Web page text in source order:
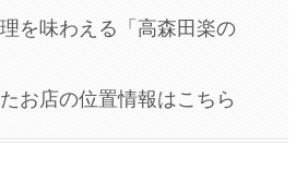
を味わえる「高森田楽の
お店の位置情報はこちら